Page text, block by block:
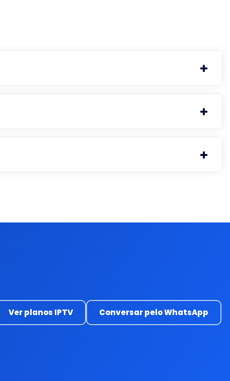
Ver planos IPTV Conversar pelo WhatsApp